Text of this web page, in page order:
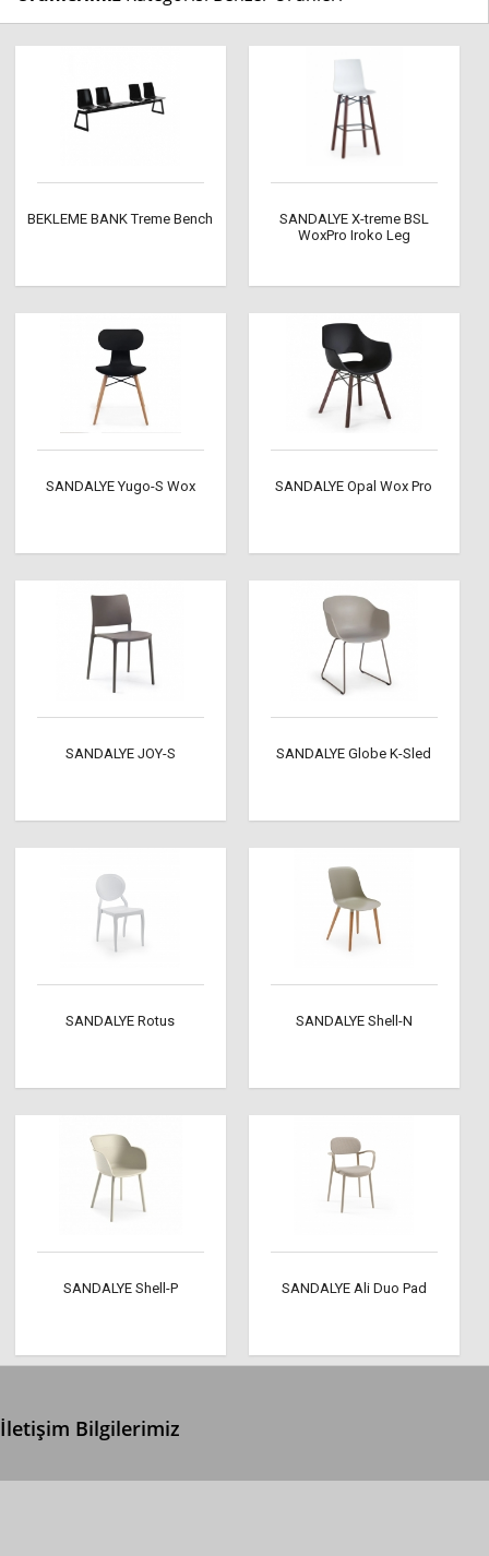
BEKLEME BANK Treme Bench
SANDALYE X-treme BSL
WoxPro Iroko Leg
SANDALYE Yugo-S Wox SANDALYE Opal Wox Pro
SANDALYE JOY-S SANDALYE Globe K-Sled
SANDALYE Rotus SANDALYE Shell-N
SANDALYE Shell-P SANDALYE Ali Duo Pad
İletişim Bilgilerimiz